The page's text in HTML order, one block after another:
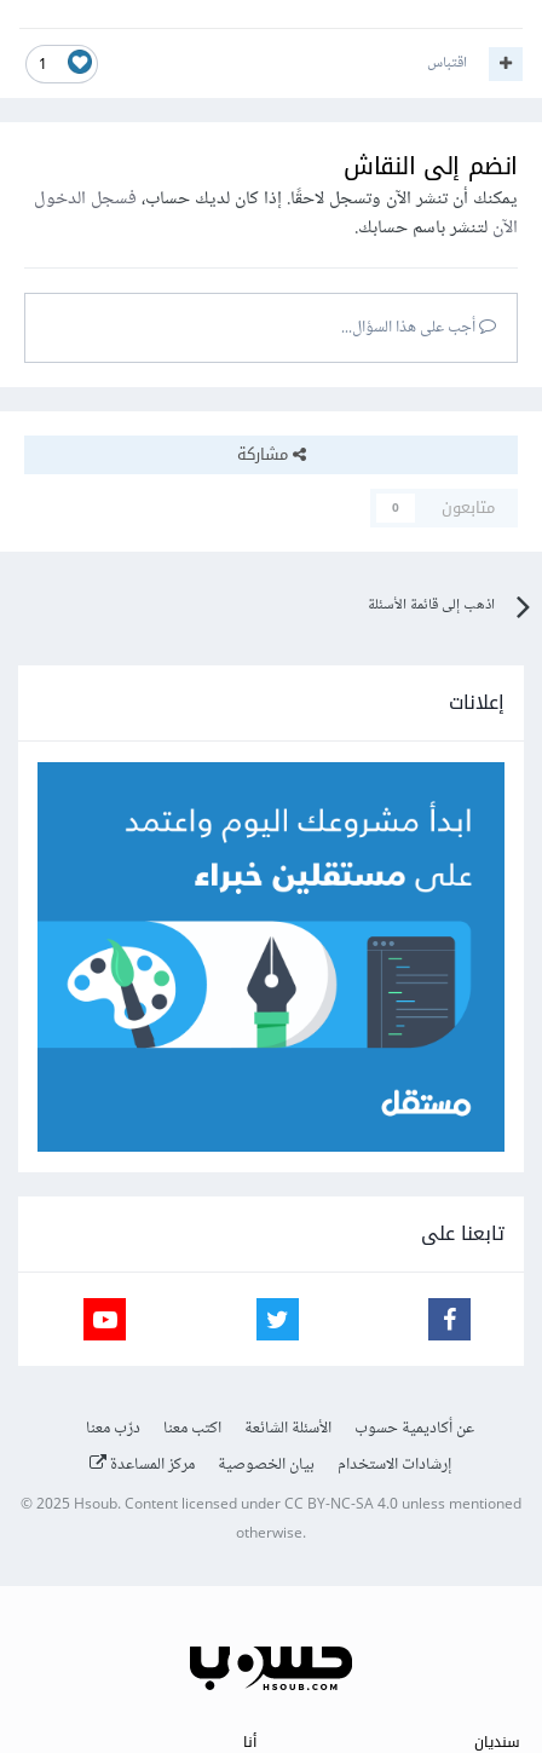
1 اقتباس
انضم إلى النقاش
يمكنك أن تنشر الآن وتسجل لاحقًا. إذا كان لديك حساب،فسجل الدخول
الآنلتنشر باسم حسابك.
أجب على هذا السؤال...
مشاركة
متابعون
0
اذهب إلى قائمة الأسئلة
إعلانات
تابعنا على
عن أكاديمية حسوب الأسئلة الشائعة اكتب معنا
درّب معنا
إرشادات الاستخدام
بيان الخصوصية مركز المساعدة
© 2025Hsoub.Content licensed underCC BY-NC-SA 4.0unless mentioned
otherwise.